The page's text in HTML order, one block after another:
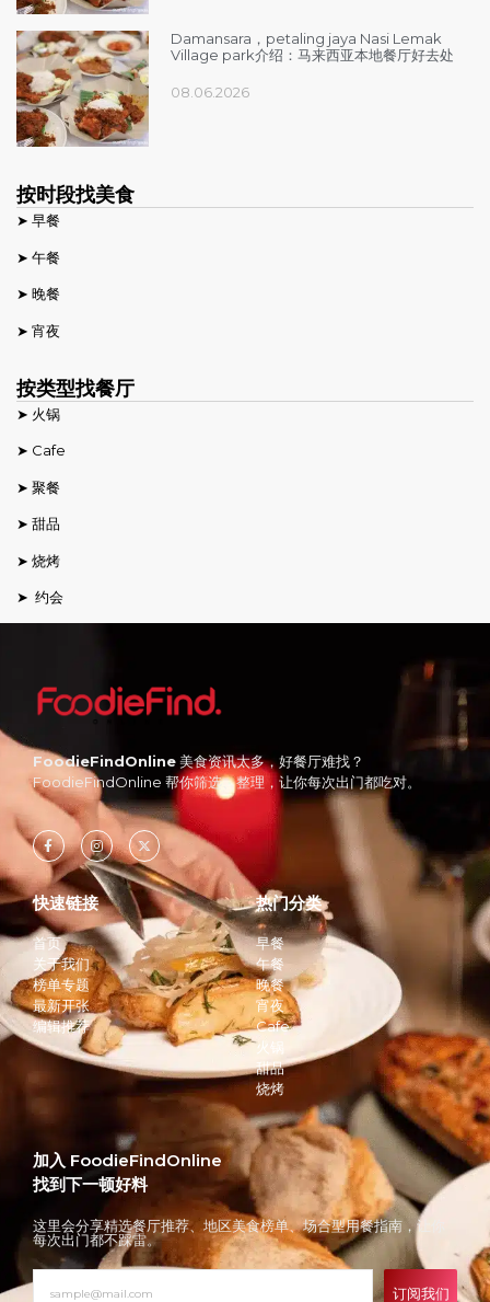
Damansara，petaling jaya Nasi Lemak
Village park介绍：马来西亚本地餐厅好去处
08.06.2026
按时段找美食
➤ 早餐
➤ 午餐
➤ 晚餐
➤ 宵夜
按类型找餐厅
➤ 火锅
➤ Cafe
➤ 聚餐
➤ 甜品
➤ 烧烤
➤ 约会
FoodieFindOnline美食资讯太多，好餐厅难找？
FoodieFindOnline 帮你筛选、整理，让你每次出门都吃对。
快速链接
首页
关于我们
榜单专题
最新开张
编辑推荐
热门分类
早餐
午餐
晚餐
宵夜
Cafe
火锅
甜品
烧烤
加入 FoodieFindOnline
找到下一顿好料
这里会分享精选餐厅推荐、地区美食榜单、场合型用餐指南，让你
每次出门都不踩雷。
订阅我们